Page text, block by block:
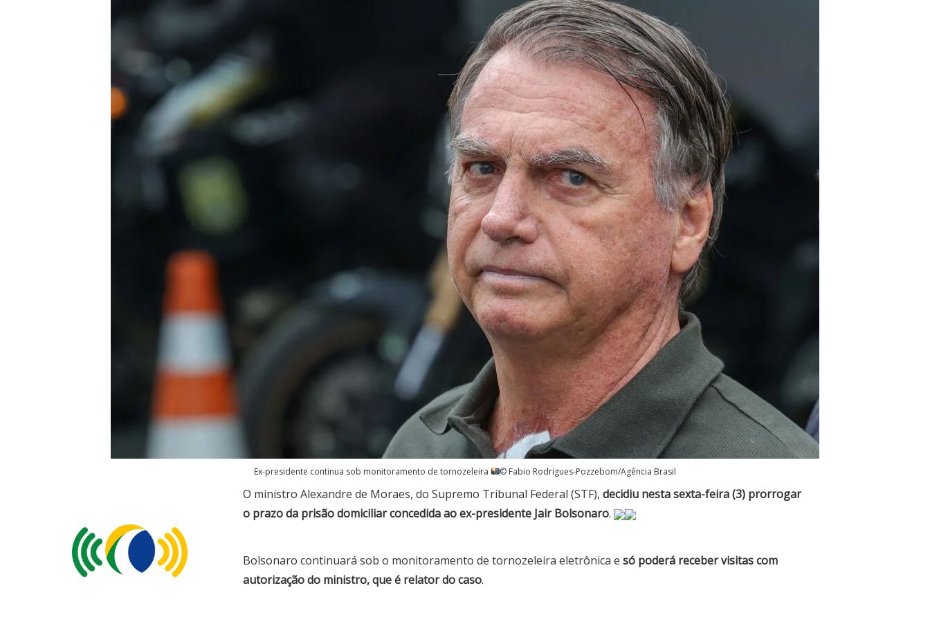
Ex-presidente continua sob monitoramento de tornozeleira © Fabio Rodrigues-Pozzebom/Agência Brasil
O ministro Alexandre de Moraes, do Supremo Tribunal Federal (STF), decidiu nesta sexta-feira (3) prorrogar
o prazo da prisão domiciliar concedida ao ex-presidente Jair Bolsonaro.
Bolsonaro continuará sob o monitoramento de tornozeleira eletrônica e só poderá receber visitas com
autorização do ministro, que é relator do caso.